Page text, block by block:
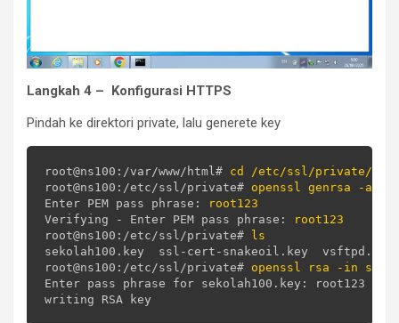
Langkah 4 – Konfigurasi HTTPS
Pindah ke direktori private, lalu generete key
root@ns100:/var/www/html# cd /etc/ssl/private/
root@ns100:/etc/ssl/private# openssl genrsa -
Enter PEM pass phrase:
root123
Verifying - Enter PEM pass phrase:
root123
root@ns100:/etc/ssl/private#
ls
sekolah100.key  ssl-cert-snakeoil.key  vsftpd.pem
root@ns100:/etc/ssl/private# openssl rsa -in
Enter pass phrase for sekolah100.key: root123